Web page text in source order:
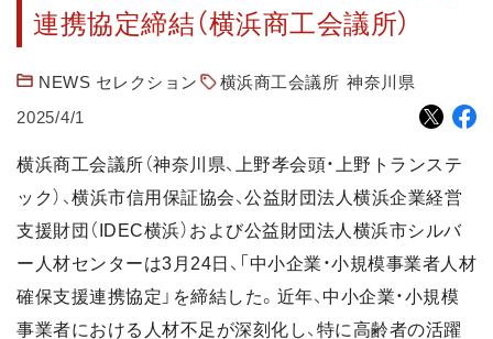
連携協定締結（横浜商工会議所）
NEWS セレクション 横浜商工会議所 神奈川県
2025/4/1
横浜商工会議所（神奈川県、上野孝会頭・上野トランステ
ック）、横浜市信用保証協会、公益財団法人横浜企業経営
支援財団（IDEC横浜）および公益財団法人横浜市シルバ
ー人材センターは3月24日、「中小企業・小規模事業者人材
確保支援連携協定」を締結した。近年、中小企業・小規模
事業者における人材不足が深刻化し、特に高齢者の活躍